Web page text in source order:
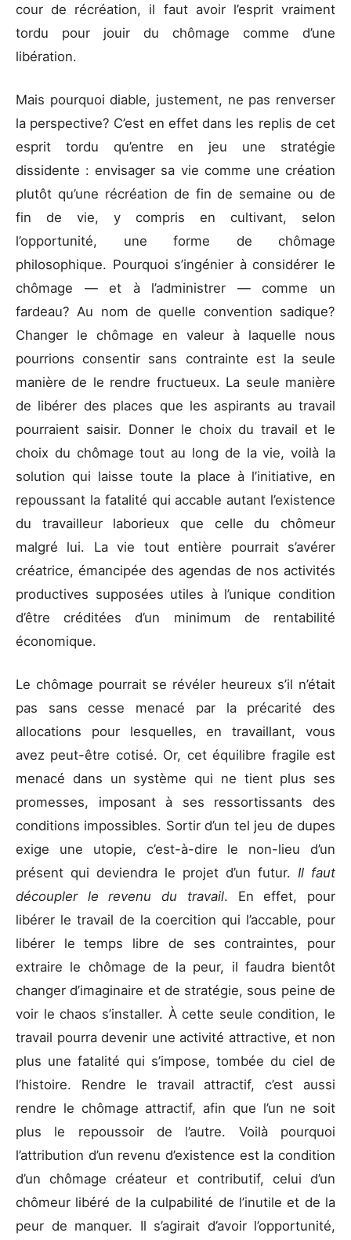
cour de récréation, il faut avoir l’esprit vraiment
tordu pour jouir du chômage comme d’une
libération.
Mais pourquoi diable, justement, ne pas renverser
la perspective? C’est en effet dans les replis de cet
esprit tordu qu’entre en jeu une stratégie
dissidente : envisager sa vie comme une création
plutôt qu’une récréation de fin de semaine ou de
fin de vie, y compris en cultivant, selon
l’opportunité, une forme de chômage
philosophique. Pourquoi s’ingénier à considérer le
chômage — et à l’administrer — comme un
fardeau? Au nom de quelle convention sadique?
Changer le chômage en valeur à laquelle nous
pourrions consentir sans contrainte est la seule
manière de le rendre fructueux. La seule manière
de libérer des places que les aspirants au travail
pourraient saisir. Donner le choix du travail et le
choix du chômage tout au long de la vie, voilà la
solution qui laisse toute la place à l’initiative, en
repoussant la fatalité qui accable autant l’existence
du travailleur laborieux que celle du chômeur
malgré lui. La vie tout entière pourrait s’avérer
créatrice, émancipée des agendas de nos activités
productives supposées utiles à l’unique condition
d’être créditées d’un minimum de rentabilité
économique.
Le chômage pourrait se révéler heureux s’il n’était
pas sans cesse menacé par la précarité des
allocations pour lesquelles, en travaillant, vous
avez peut-être cotisé. Or, cet équilibre fragile est
menacé dans un système qui ne tient plus ses
promesses, imposant à ses ressortissants des
conditions impossibles. Sortir d’un tel jeu de dupes
exige une utopie, c’est-à-dire le non-lieu d’un
présent qui deviendra le projet d’un futur. Il faut
découpler le revenu du travail. En effet, pour
libérer le travail de la coercition qui l’accable, pour
libérer le temps libre de ses contraintes, pour
extraire le chômage de la peur, il faudra bientôt
changer d’imaginaire et de stratégie, sous peine de
voir le chaos s’installer. À cette seule condition, le
travail pourra devenir une activité attractive, et non
plus une fatalité qui s’impose, tombée du ciel de
l’histoire. Rendre le travail attractif, c’est aussi
rendre le chômage attractif, afin que l’un ne soit
plus le repoussoir de l’autre. Voilà pourquoi
l’attribution d’un revenu d’existence est la condition
d’un chômage créateur et contributif, celui d’un
chômeur libéré de la culpabilité de l’inutile et de la
peur de manquer. Il s’agirait d’avoir l’opportunité,